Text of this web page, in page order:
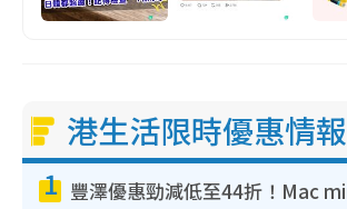
港生活限時優惠情報
1